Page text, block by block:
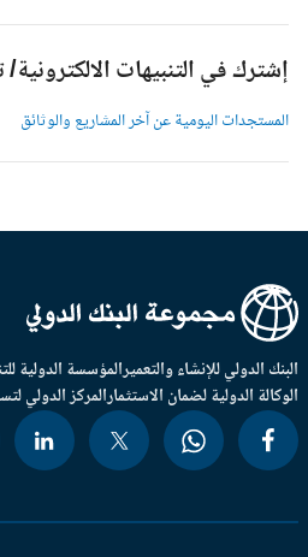
إشترك في التنبيهات الالكترونية/
المستجدات اليومية عن آخر المشاريع والوثائق
الدولي للإنشاء والتعميرالمؤسسة الدولية
الدولية لضمان الاستثمارالمركز الدولي